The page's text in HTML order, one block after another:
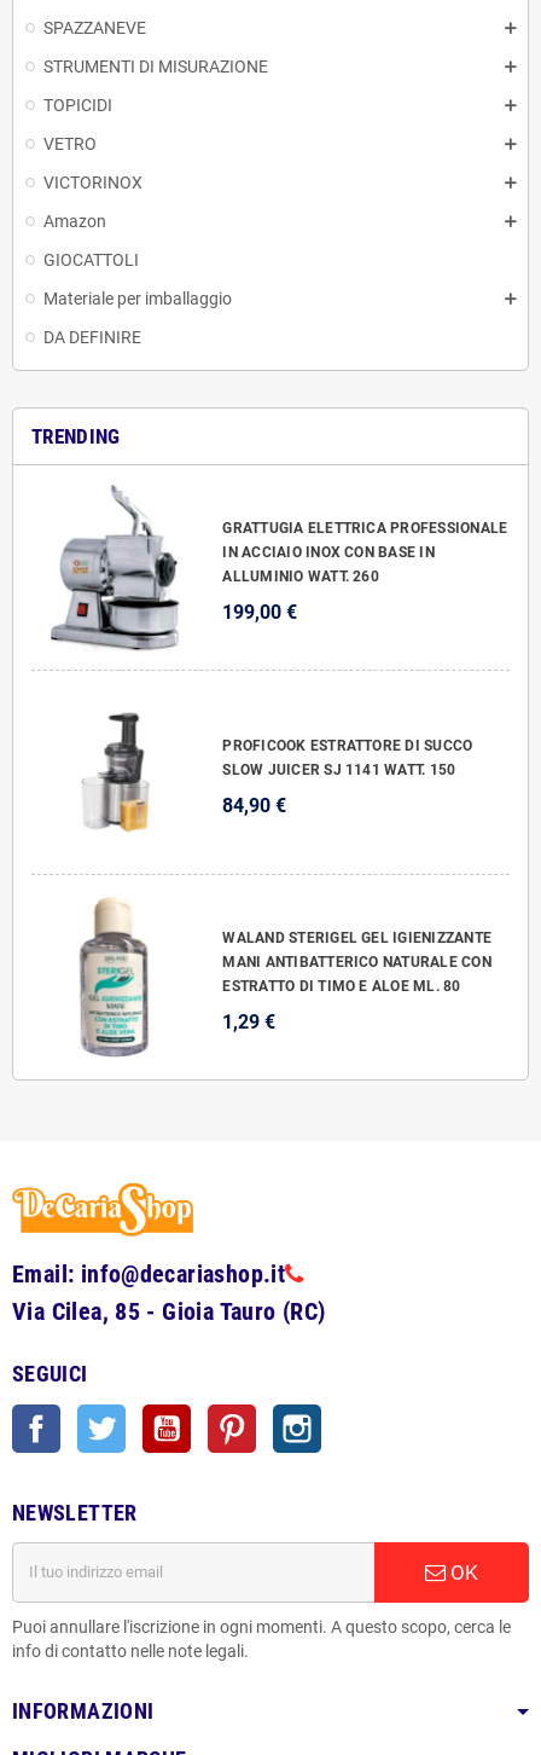
SPAZZANEVE
STRUMENTI DI MISURAZIONE
TOPICIDI
VETRO
VICTORINOX
Amazon
GIOCATTOLI
Materiale per imballaggio
DA DEFINIRE
TRENDING
GRATTUGIA ELETTRICA PROFESSIONALE
IN ACCIAIO INOX CON BASE IN
ALLUMINIO WATT. 260
199,00 €
PROFICOOK ESTRATTORE DI SUCCO
SLOW JUICER SJ 1141 WATT. 150
84,90 €
WALAND STERIGEL GEL IGIENIZZANTE
MANI ANTIBATTERICO NATURALE CON
ESTRATTO DI TIMO E ALOE ML. 80
1,29 €
Email: info@decariashop.it
Via Cilea, 85 - Gioia Tauro (RC)
SEGUICI
Facebook Twitter YouTube Pinterest
NEWSLETTER
OK
Puoi annullare l'iscrizione in ogni momenti. A questo scopo, cerca le
info di contatto nelle note legali.
INFORMAZIONI